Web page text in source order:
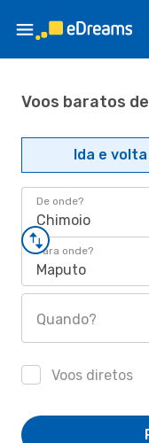
Voos baratos
Ida e volta
De onde?
Chimoio
Para onde?
Maputo
Quando?
Voos diretos